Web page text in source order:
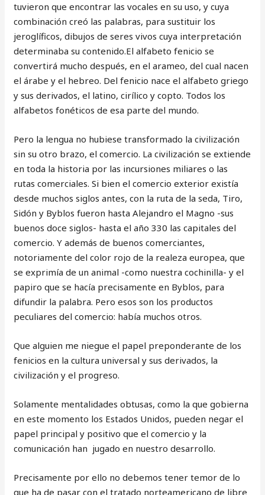
tuvieron que encontrar las vocales en su uso, y cuya
combinación creó las palabras, para sustituir los
jeroglíficos, dibujos de seres vivos cuya interpretación
determinaba su contenido.El alfabeto fenicio se
convertirá mucho después, en el arameo, del cual nacen
el árabe y el hebreo. Del fenicio nace el alfabeto griego
y sus derivados, el latino, cirílico y copto. Todos los
alfabetos fonéticos de esa parte del mundo.
Pero la lengua no hubiese transformado la civilización
sin su otro brazo, el comercio. La civilización se extiende
en toda la historia por las incursiones miliares o las
rutas comerciales. Si bien el comercio exterior existía
desde muchos siglos antes, con la ruta de la seda, Tiro,
Sidón y Byblos fueron hasta Alejandro el Magno -sus
buenos doce siglos- hasta el año 330 las capitales del
comercio. Y además de buenos comerciantes,
notoriamente del color rojo de la realeza europea, que
se exprimía de un animal -como nuestra cochinilla- y el
papiro que se hacía precisamente en Byblos, para
difundir la palabra. Pero esos son los productos
peculiares del comercio: había muchos otros.
Que alguien me niegue el papel preponderante de los
fenicios en la cultura universal y sus derivados, la
civilización y el progreso.
Solamente mentalidades obtusas, como la que gobierna
en este momento los Estados Unidos, pueden negar el
papel principal y positivo que el comercio y la
comunicación han jugado en nuestro desarrollo.
Precisamente por ello no debemos tener temor de lo
que ha de pasar con el tratado norteamericano de libre